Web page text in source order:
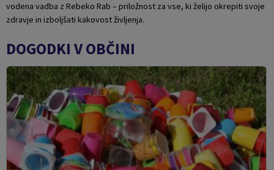
vodena vadba z Rebeko Rab – priložnost za vse, ki želijo okrepiti svoje
zdravje in izboljšati kakovost življenja.
DOGODKI V OBČINI